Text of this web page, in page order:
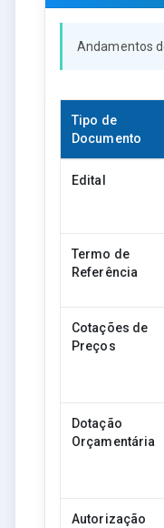
Andamentos
Tipo de
Documento
Edital
Termo de
Referência
Cotações de
Preços
Dotação
Orçamentária
Autorização